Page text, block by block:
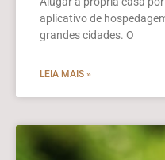
aplicativo de
grandes cidades. O
LEIA MAIS »